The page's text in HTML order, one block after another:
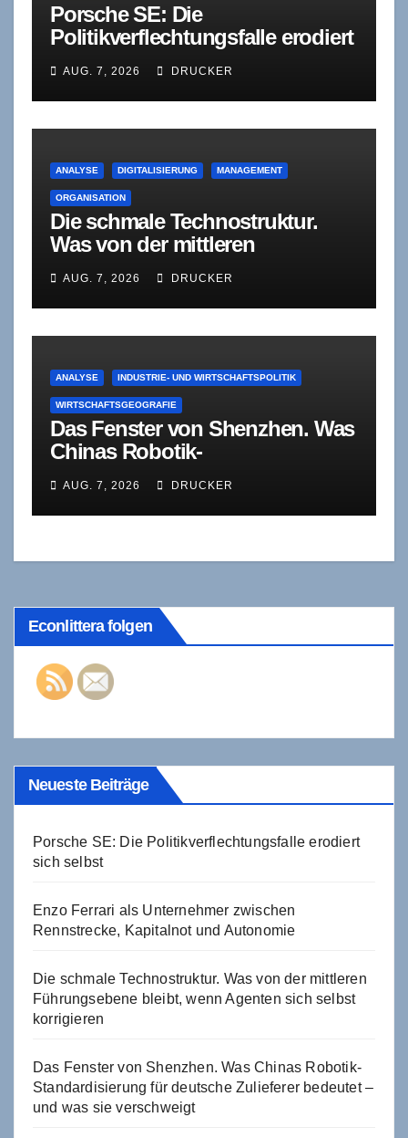
Porsche SE: Die
Politikverflechtungsfalle erodiert
AUG. 7, 2026 DRUCKER
ANALYSE DIGITALISIERUNG MANAGEMENT
ORGANISATION
Die schmale Technostruktur.
Was von der mittleren
Agenten sich selbst korrigieren
AUG. 7, 2026 DRUCKER
ANALYSE INDUSTRIE- UND WIRTSCHAFTSPOLITIK
WIRTSCHAFTSGEOGRAFIE
Das Fenster von Shenzhen. Was
Chinas Robotik-
Zulieferer bedeutet – und was
sie verschweigt
AUG. 7, 2026 DRUCKER
Econlittera folgen
Neueste Beiträge
Porsche SE: Die Politikverflechtungsfalle erodiert
sich selbst
Enzo Ferrari als Unternehmer zwischen
Rennstrecke, Kapitalnot und Autonomie
Die schmale Technostruktur. Was von der mittleren
Führungsebene bleibt, wenn Agenten sich selbst
korrigieren
Das Fenster von Shenzhen. Was Chinas Robotik-
Standardisierung für deutsche Zulieferer bedeutet –
und was sie verschweigt